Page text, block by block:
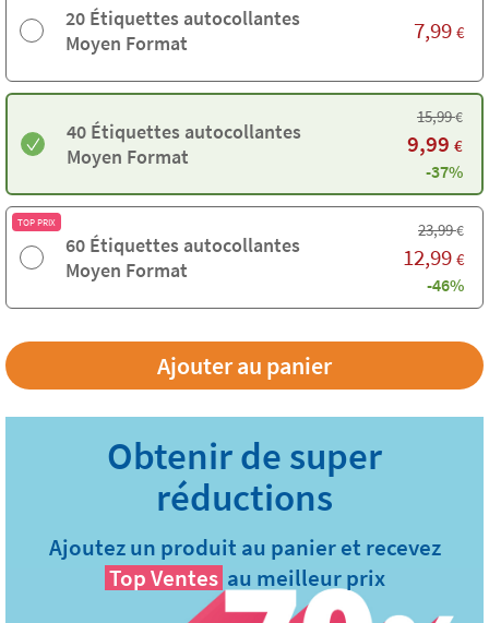
20 Étiquettes autocollantes
Moyen Format
7,99 €
40 Étiquettes autocollantes
Moyen Format
15,99€
9,99 €
-37%
TOP PRIX
60 Étiquettes autocollantes
Moyen Format
23,99€
12,99 €
-46%
Ajoutez un produit au panier et recevez
Top Ventes au meilleur prix